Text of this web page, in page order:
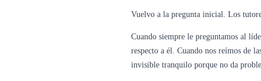
Vuelvo a la pregunta inicial. Los
Cuando siempre le preguntamos al
respecto a él. Cuando nos reímos de
invisible tranquilo porque no da